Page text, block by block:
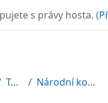
s právy hosta. (
Topic 6 Národní kontrolní úřad